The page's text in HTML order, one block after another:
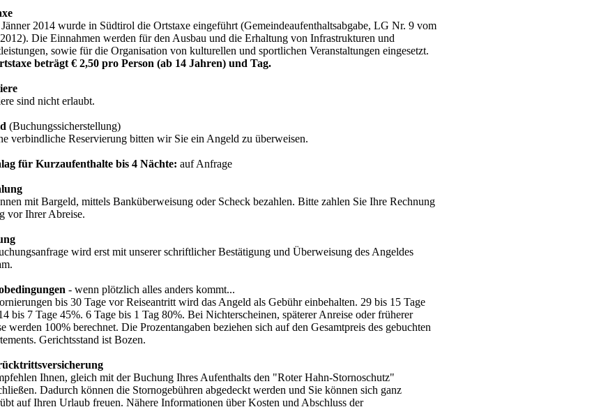
2014 wurde in Südtirol die Ortstaxe eingeführt (Gemeindeaufenthaltsabgabe, LG Nr. 9 vom
Die Einnahmen werden für den Ausbau und die Erhaltung von Infrastrukturen und
sowie für die Organisation von kulturellen und sportlichen Veranstaltungen eingesetzt.
beträgt € 2,50 pro Person (ab 14 Jahren) und Tag.
sind nicht erlaubt.
(Buchungssicherstellung)
verbindliche Reservierung bitten wir Sie ein Angeld zu überweisen.
für Kurzaufenthalte bis 4 Nächte: auf Anfrage
mit Bargeld, mittels Banküberweisung oder Scheck bezahlen. Bitte zahlen Sie Ihre Rechnung
vor Ihrer Abreise.
wird erst mit unserer schriftlicher Bestätigung und Überweisung des Angeldes
- wenn plötzlich alles anders kommt...
bis 30 Tage vor Reiseantritt wird das Angeld als Gebühr einbehalten. 29 bis 15 Tage
bis 7 Tage 45%. 6 Tage bis 1 Tag 80%. Bei Nichterscheinen, späterer Anreise oder früherer
werden 100% berechnet. Die Prozentangaben beziehen sich auf den Gesamtpreis des gebuchten
Gerichtsstand ist Bozen.
Ihnen, gleich mit der Buchung Ihres Aufenthalts den "Roter Hahn-Stornoschutz"
Dadurch können die Stornogebühren abgedeckt werden und Sie können sich ganz
auf Ihren Urlaub freuen. Nähere Informationen über Kosten und Abschluss der